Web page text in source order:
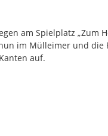
am Spielplatz „Zum
im Mülleimer und die
auf.